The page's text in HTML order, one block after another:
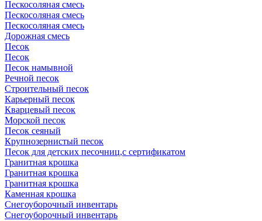
Пескосоляная смесь
Пескосоляная смесь
Пескосоляная смесь
Дорожная смесь
Песок
Песок
Песок намывной
Речной песок
Строительный песок
Карьерный песок
Кварцевый песок
Морской песок
Песок сеяный
Крупнозернистый песок
Песок для детских песочниц,с сертификатом
Гранитная крошка
Гранитная крошка
Гранитная крошка
Каменная крошка
Cнегоуборочный инвентарь
Cнегоуборочный инвентарь